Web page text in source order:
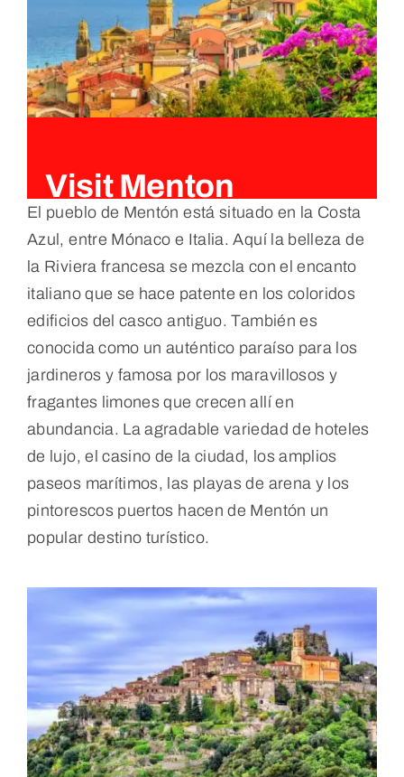
Visit Menton
El pueblo de Mentón está situado en la Costa
Azul, entre Mónaco e Italia. Aquí la belleza de
la Riviera francesa se mezcla con el encanto
italiano que se hace patente en los coloridos
edificios del casco antiguo. También es
conocida como un auténtico paraíso para los
jardineros y famosa por los maravillosos y
fragantes limones que crecen allí en
abundancia. La agradable variedad de hoteles
de lujo, el casino de la ciudad, los amplios
paseos marítimos, las playas de arena y los
pintorescos puertos hacen de Mentón un
popular destino turístico.